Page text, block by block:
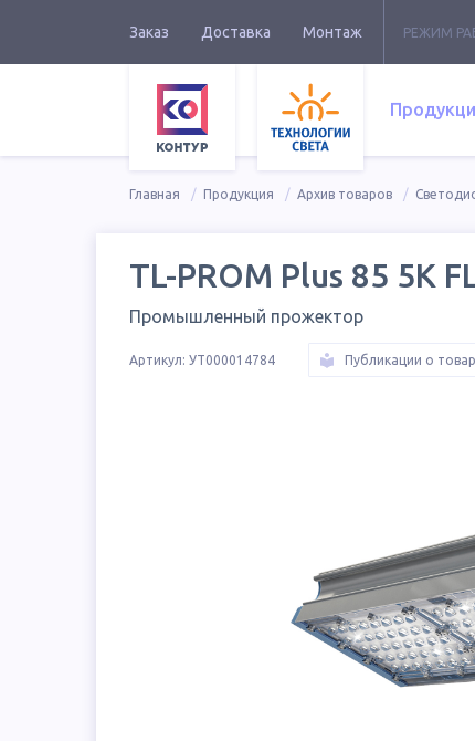
Заказ Доставка Монтаж РЕЖИМ
Главная Продукция Архив товаров
TL-PROM Plus 85 5K
Промышленный прожектор
Артикул: УТ000014784 Публикации о